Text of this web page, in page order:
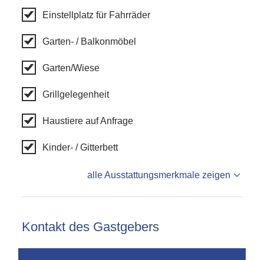
Einstellplatz für Fahrräder
Garten- / Balkonmöbel
Garten/Wiese
Grillgelegenheit
Haustiere auf Anfrage
Kinder- / Gitterbett
alle Ausstattungsmerkmale zeigen
Kontakt des Gastgebers